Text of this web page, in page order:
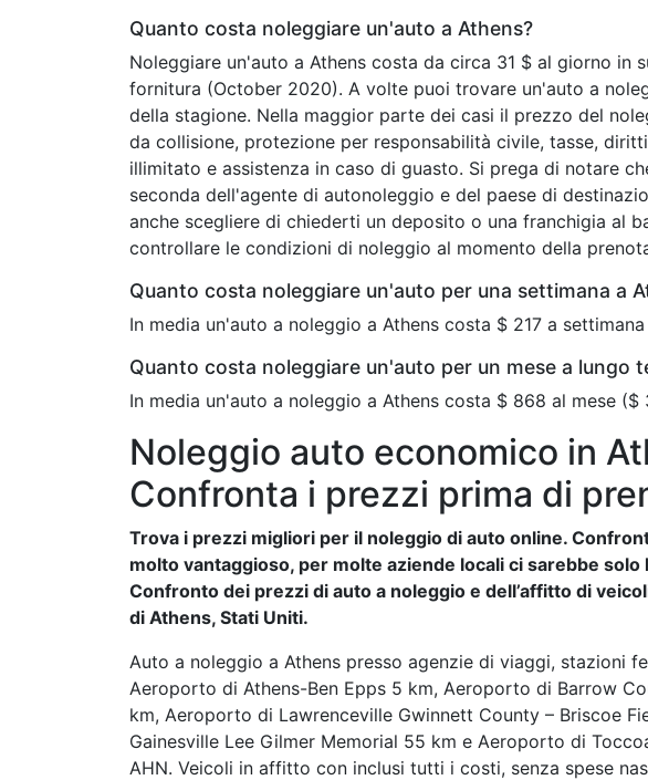
Quanto costa noleggiare un'auto a Athens?
Noleggiare un'auto a Athens costa da circa 31 $ al giorno in
fornitura (October 2020). A volte puoi trovare un'auto a
della stagione. Nella maggior parte dei casi il prezzo del
da collisione, protezione per responsabilità civile, tasse,
illimitato e assistenza in caso di guasto. Si prega di notare
seconda dell'agente di autonoleggio e del paese di
anche scegliere di chiederti un deposito o una franchigia al
controllare le condizioni di noleggio al momento della
Quanto costa noleggiare un'auto per una settimana a
In media un'auto a noleggio a Athens costa $ 217 a
Quanto costa noleggiare un'auto per un mese a lungo
In media un'auto a noleggio a Athens costa $ 868 al mese
Noleggio auto economico in
Confronta i prezzi prima di
Trova i prezzi migliori per il noleggio di auto online.
molto vantaggioso, per molte aziende locali ci sarebbe
Confronto dei prezzi di auto a noleggio e dell’affitto di
di Athens, Stati Uniti.
Auto a noleggio a Athens presso agenzie di viaggi, stazioni
Aeroporto di Athens-Ben Epps 5 km, Aeroporto di Barrow
km, Aeroporto di Lawrenceville Gwinnett County – Briscoe
Gainesville Lee Gilmer Memorial 55 km e Aeroporto di
AHN. Veicoli in affitto con inclusi tutti i costi, senza spese